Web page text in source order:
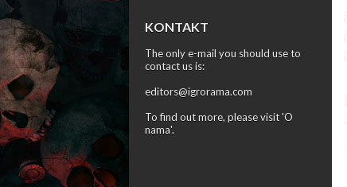
KONTAKT
The only e-mail you should use to
contact us is:
editors@igrorama.com
To find out more, please visit 'O
nama'.